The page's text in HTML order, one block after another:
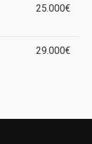
25.000€
29.000€